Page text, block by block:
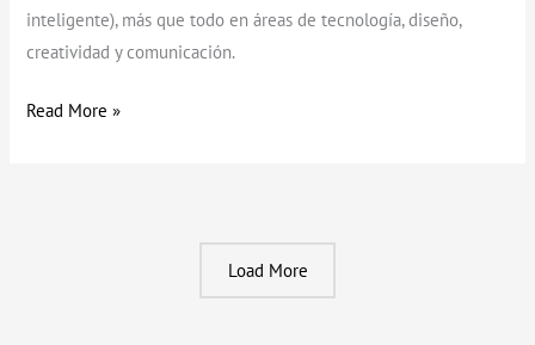
inteligente), más que todo en áreas de tecnología, diseño,
creatividad y comunicación.
Read More »
Load More